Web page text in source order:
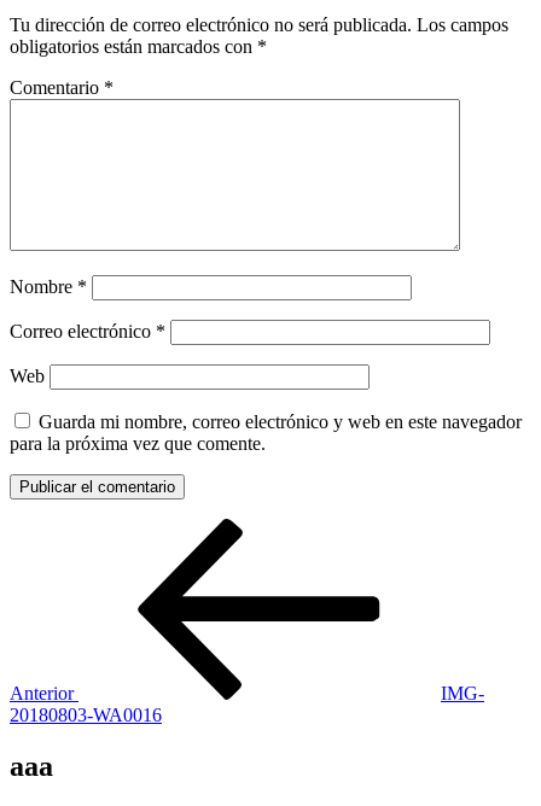
Tu dirección de correo electrónico no será publicada. Los campos
obligatorios están marcados con *
Comentario *
Nombre *
Correo electrónico *
Web
Guarda mi nombre, correo electrónico y web en este navegador
para la próxima vez que comente.
Anterior
IMG-
20180803-WA0016
aaa